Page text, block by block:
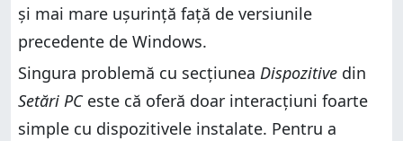
și mai mare ușurință față de versiunile
precedente de Windows.
Singura problemă cu secțiunea Dispozitive din
Setări PCeste că oferă doar interacțiuni foarte
simple cu dispozitivele instalate. Pentru a